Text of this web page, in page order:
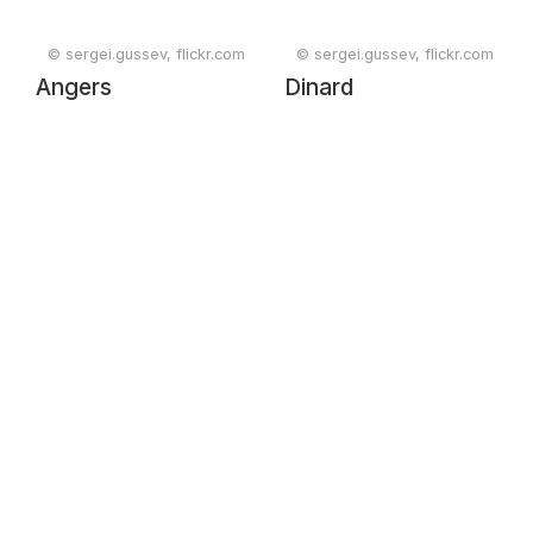
© sergei.gussev, flickr.com
Angers
© sergei.gussev, flickr.com
Dinard